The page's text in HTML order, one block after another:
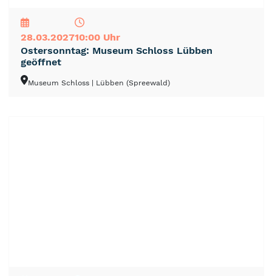
28.03.202710:00 Uhr
Ostersonntag: Museum Schloss Lübben
geöffnet
Museum Schloss | Lübben (Spreewald)